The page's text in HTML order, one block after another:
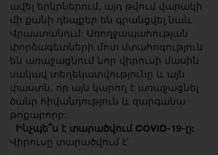
ավել երկրներում, այդ թվում վարակի
մի քանի դեպքեր են գրանցվել նաև
Վրաստանում: Առողջապահության
փորձագետների մոտ մտահոգություն
են առաջացնում նոր վիրուսի մասին
սակավ տեղեկատվությունը և այն
փաստն, որ այն կարող է առաջացնել
ծանր հիվանդություն և զարգանա
թոքաբորբ:
Ինչպե՞ս է տարածվում COVID-19-ը:
Վիրուսը տարածվում է`